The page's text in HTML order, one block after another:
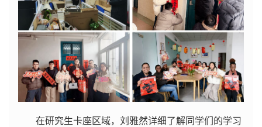
在研究生卡座区域，刘雅然详细了解同学们的学习